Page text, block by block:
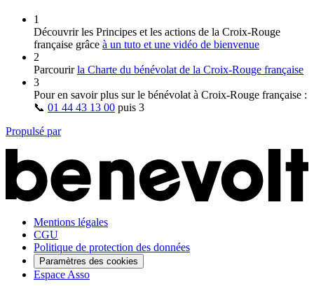
1
Découvrir les Principes et les actions de la Croix‑Rouge
française grâce à un tuto et une vidéo de bienvenue
2
Parcourirla Charte du bénévolat de la Croix‑Rouge française
3
Pour en savoir plus sur le bénévolat à Croix‑Rouge française :
📞 01 44 43 13 00 puis 3
Propulsé par
Mentions légales
CGU
Politique de protection des données
Paramètres des cookies
Espace Asso